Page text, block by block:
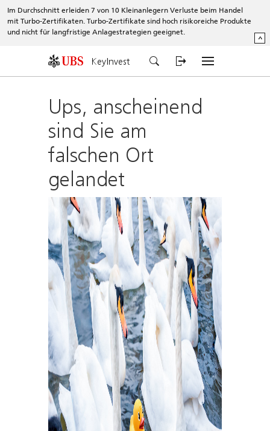
Im Durchschnitt erleiden 7 von 10 Kleinanlegern Verluste beim Handel
mit Turbo-Zertifikaten. Turbo-Zertifikate sind hoch risikoreiche Produkte
und nicht für langfristige Anlagestrategien geeignet.
^
KeyInvest
Ups, anscheinend
sind Sie am
falschen Ort
gelandet